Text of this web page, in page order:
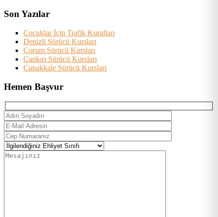
Son Yazılar
Çocuklar İçin Trafik Kuralları
Denizli Sürücü Kursları
Çorum Sürücü Kursları
Çankırı Sürücü Kursları
Çanakkale Sürücü Kursları
Hemen Başvur